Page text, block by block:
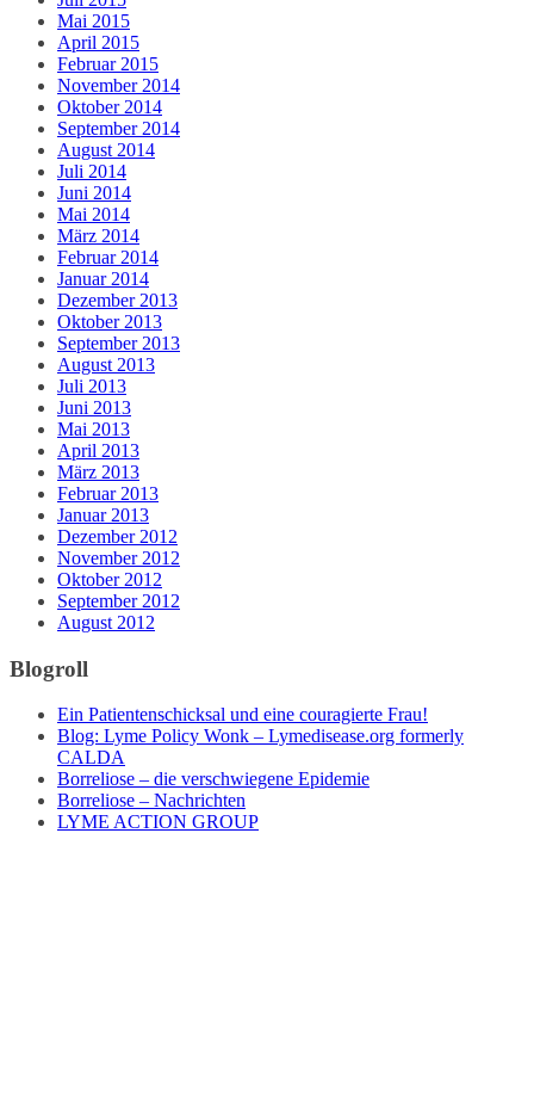
Mai 2015
April 2015
Februar 2015
November 2014
Oktober 2014
September 2014
August 2014
Juli 2014
Juni 2014
Mai 2014
März 2014
Februar 2014
Januar 2014
Dezember 2013
Oktober 2013
September 2013
August 2013
Juli 2013
Juni 2013
Mai 2013
April 2013
März 2013
Februar 2013
Januar 2013
Dezember 2012
November 2012
Oktober 2012
September 2012
August 2012
Blogroll
Ein Patientenschicksal und eine couragierte Frau!
Blog: Lyme Policy Wonk – Lymedisease.org formerly
CALDA
Borreliose – die verschwiegene Epidemie
Borreliose – Nachrichten
LYME ACTION GROUP